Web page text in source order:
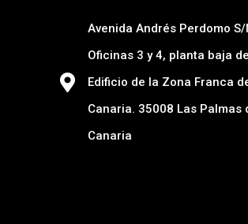
Avenida Andrés Perdomo S/
Oficinas 3 y 4, planta baja
Edificio de la Zona Franca
Canaria. 35008 Las Palmas
Canaria